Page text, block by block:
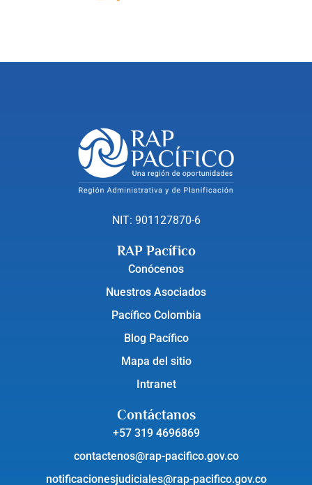
NIT: 901127870-6
RAP Pacífico
Conócenos
Nuestros Asociados
Pacífico Colombia
Blog Pacífico
Mapa del sitio
Intranet
Contáctanos
+57 319 4696869
contactenos@rap-pacifico.gov.co
notificacionesjudiciales@rap-pacifico.gov.co